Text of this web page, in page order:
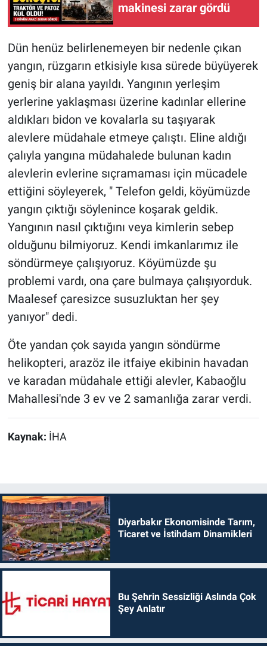
makinesi zarar gördü
Dün henüz belirlenemeyen bir nedenle çıkan
yangın, rüzgarın etkisiyle kısa sürede büyüyerek
geniş bir alana yayıldı. Yangının yerleşim
yerlerine yaklaşması üzerine kadınlar ellerine
aldıkları bidon ve kovalarla su taşıyarak
alevlere müdahale etmeye çalıştı. Eline aldığı
çalıyla yangına müdahalede bulunan kadın
alevlerin evlerine sıçramaması için mücadele
ettiğini söyleyerek, " Telefon geldi, köyümüzde
yangın çıktığı söylenince koşarak geldik.
Yangının nasıl çıktığını veya kimlerin sebep
olduğunu bilmiyoruz. Kendi imkanlarımız ile
söndürmeye çalışıyoruz. Köyümüzde şu
problemi vardı, ona çare bulmaya çalışıyorduk.
Maalesef çaresizce susuzluktan her şey
yanıyor" dedi.
Öte yandan çok sayıda yangın söndürme
helikopteri, arazöz ile itfaiye ekibinin havadan
ve karadan müdahale ettiği alevler, Kabaoğlu
Mahallesi'nde 3 ev ve 2 samanlığa zarar verdi.
Kaynak: İHA
Diyarbakır Ekonomisinde Tarım,
Ticaret ve İstihdam Dinamikleri
Bu Şehrin Sessizliği Aslında Çok
Şey Anlatır